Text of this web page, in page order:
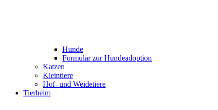
Hunde
Formular zur Hundeadoption
Katzen
Kleintiere
Hof- und Weidetiere
Tierheim